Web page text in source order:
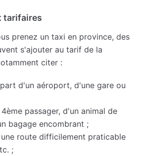
tarifaires
prenez un taxi en province, des
s'ajouter au tarif de la
citer :
d'un aéroport, d'une gare ou
passager, d'un animal de
bagage encombrant ;
route difficilement praticable
;